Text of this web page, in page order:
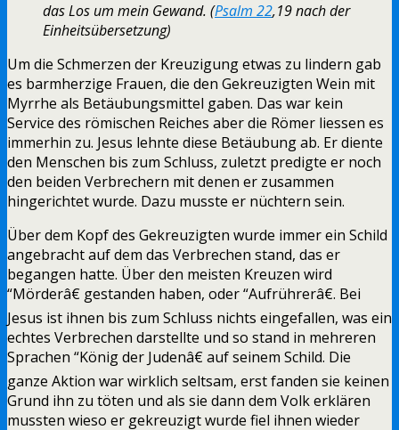
das Los um mein Gewand. (Psalm 22,19 nach der
Einheitsübersetzung)
Um die Schmerzen der Kreuzigung etwas zu lindern gab
es barmherzige Frauen, die den Gekreuzigten Wein mit
Myrrhe als Betäubungsmittel gaben. Das war kein
Service des römischen Reiches aber die Römer liessen es
immerhin zu. Jesus lehnte diese Betäubung ab. Er diente
den Menschen bis zum Schluss, zuletzt predigte er noch
den beiden Verbrechern mit denen er zusammen
hingerichtet wurde. Dazu musste er nüchtern sein.
Über dem Kopf des Gekreuzigten wurde immer ein Schild
angebracht auf dem das Verbrechen stand, das er
begangen hatte. Über den meisten Kreuzen wird
“Mörderâ€ gestanden haben, oder “Aufrührerâ€. Bei
Jesus ist ihnen bis zum Schluss nichts eingefallen, was ein
echtes Verbrechen darstellte und so stand in mehreren
Sprachen “König der Judenâ€ auf seinem Schild. Die
ganze Aktion war wirklich seltsam, erst fanden sie keinen
Grund ihn zu töten und als sie dann dem Volk erklären
mussten wieso er gekreuzigt wurde fiel ihnen wieder